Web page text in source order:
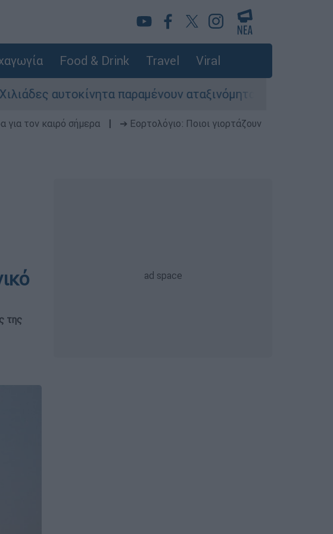
Food & Drink Travel Viral
παραμένουν αταξινόμητα - Λύση αναζητά το
τον καιρό σήμερα
➔ Εορτολόγιο: Ποιοι γιορτάζουν
της